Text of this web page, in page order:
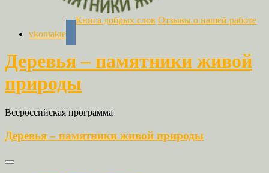
vkontakte
Книга добрых слов Отзывы о нашей работе
Деревья – памятники живой
природы
Всероссийская программа
Деревья – памятники живой природы